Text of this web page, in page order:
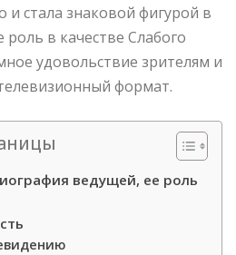
и стала знаковой фигурой в
роль в качестве Слабого
удовольствие зрителям и
формат.
ведущей, ее роль